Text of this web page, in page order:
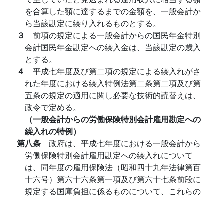
を合算した額に達するまでの金額を、一般会計か
ら当該勘定に繰り入れるものとする。
３ 前項の規定による一般会計からの国民年金特別
会計国民年金勘定への繰入金は、当該勘定の歳入
とする。
４ 平成七年度及び第二項の規定による繰入れがさ
れた年度における繰入特例法第二条第二項及び第
五条の規定の適用に関し必要な技術的読替えは、
政令で定める。
（一般会計からの労働保険特別会計雇用勘定への
繰入れの特例）
第八条 政府は、平成七年度における一般会計から
労働保険特別会計雇用勘定への繰入れについて
は、同年度の雇用保険法（昭和四十九年法律第百
十六号）第六十六条第一項及び第六十七条前段に
規定する国庫負担に係るものについて、これらの